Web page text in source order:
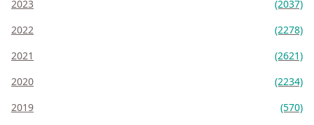
2023
(2037)
2022
(2278)
2021
(2621)
2020
(2234)
2019
(570)